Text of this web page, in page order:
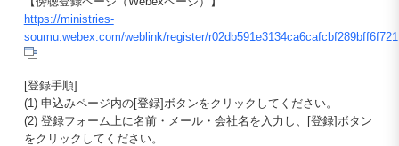
https://ministries-
soumu.webex.com/weblink/register/r02db591e3134ca6cafcbf289bff6f721
[登録手順]
(1) 申込みページ内の[登録]ボタンをクリックしてください。
(2) 登録フォーム上に名前・メール・会社名を入力し、[登録]ボタン
をクリックしてください。